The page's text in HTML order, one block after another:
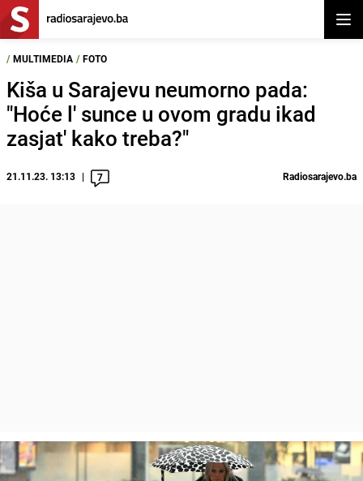
/ MULTIMEDIA / FOTO
Kiša u Sarajevu neumorno pada:
"Hoće l' sunce u ovom gradu ikad
zasjat' kako treba?"
21.11.23. 13:13 7 Radiosarajevo.ba